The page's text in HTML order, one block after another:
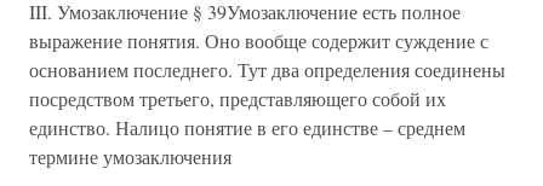
III. Умозаключение § 39Умозаключение есть полное
выражение понятия. Оно вообще содержит суждение с
основанием последнего. Тут два определения соединены
посредством третьего, представляющего собой их
единство. Налицо понятие в его единстве – среднем
термине умозаключения